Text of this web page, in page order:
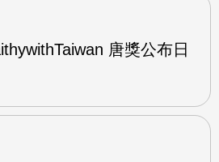
唐獎公布日